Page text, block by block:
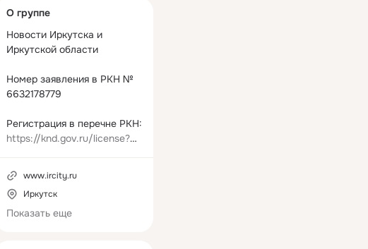
колонка
О группе
Новости Иркутска и
Иркутской области
Номер заявления в РКН №
6632178779
https://knd.gov.ru/license?
17&registryType=bloggersPer
mission
www.ircity.ru
Иркутск
Показать еще